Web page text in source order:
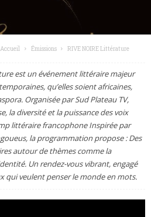
Accueil Émissions RIVE NOIRE Littérature
est un événement littéraire majeur
qu’elles soient africaines,
Organisée par Sud Plateau TV,
la diversité et la puissance des voix
littéraire francophone Inspirée par
la programmation propose : Des
autour de thèmes comme la
Un rendez-vous vibrant, engagé
qui veulent penser le monde en mots.